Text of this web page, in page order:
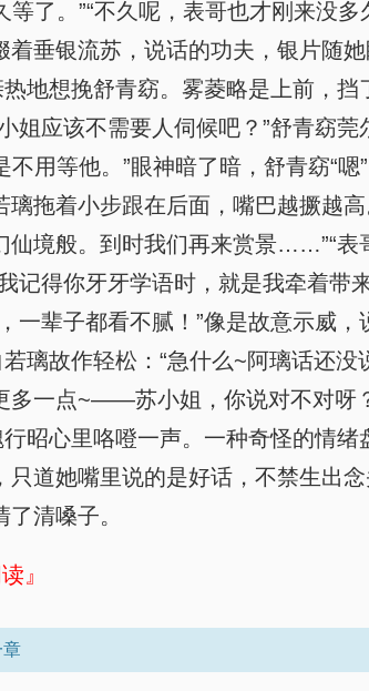
了。”“不久呢，表哥也才刚来没
垂银流苏，说话的功夫，银片随
地想挽舒青窈。雾菱略是上前，挡
应该不需要人伺候吧？”舒青窈
用等他。”眼神暗了暗，舒青窈“嗯
拖着小步跟在后面，嘴巴越撅越
境般。到时我们再来赏景……”“表
得你牙牙学语时，就是我牵着带
辈子都看不腻！”像是故意示威
璃故作轻松：“急什么~阿璃话还没
多一点~——苏小姐，你说对不对呀
昭心里咯噔一声。一种奇怪的情
只道她嘴里说的是好话，不禁生
清嗓子。
』
章